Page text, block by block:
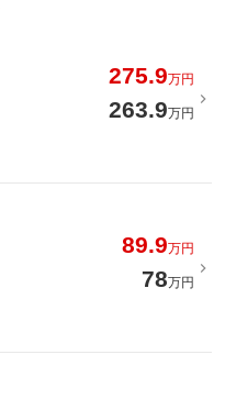
275.9万円
263.9万円
89.9万円
78万円